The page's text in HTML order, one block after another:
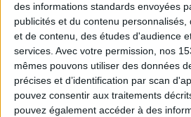
des informations standards envoyées
publicités et du contenu
et de contenu, des études d'audience
services. Avec votre permission, nos
mêmes pouvons utiliser des données
précises et d’identification par scan
pouvez consentir aux traitements
pouvez également accéder à des
Peut-on remplacer la viande
? Consultation diététique